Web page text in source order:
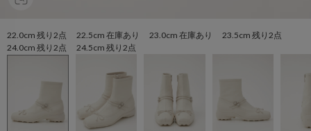
22.0cm 残り2点 22.5cm 在庫あり 23.0cm 在庫あり 23.5cm 残り2点
24.0cm 残り2点 24.5cm 残り2点